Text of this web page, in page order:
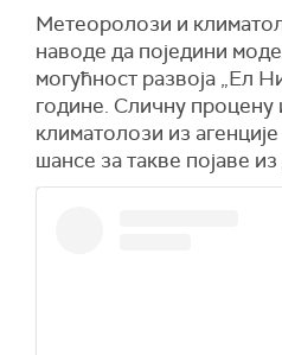
Метеоролози и
наводе да поједини
могућност развоја „Ел
године. Сличну процену
климатолози из
шансе за такве појаве